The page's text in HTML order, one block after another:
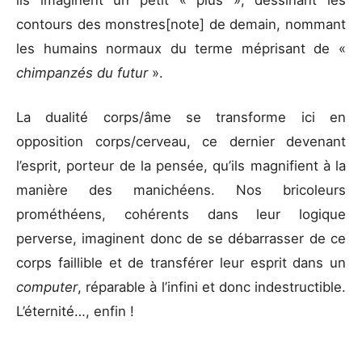
contours des monstres[note] de demain, nommant
les humains normaux du terme méprisant de «
chimpanzés du futur ».
La dualité corps/âme se transforme ici en
opposition corps/cerveau, ce dernier devenant
l’esprit, porteur de la pensée, qu’ils magnifient à la
manière des manichéens. Nos bricoleurs
prométhéens, cohérents dans leur logique
perverse, imaginent donc de se débarrasser de ce
corps faillible et de transférer leur esprit dans un
computer, réparable à l’infini et donc indestructible.
L’éternité…, enfin !